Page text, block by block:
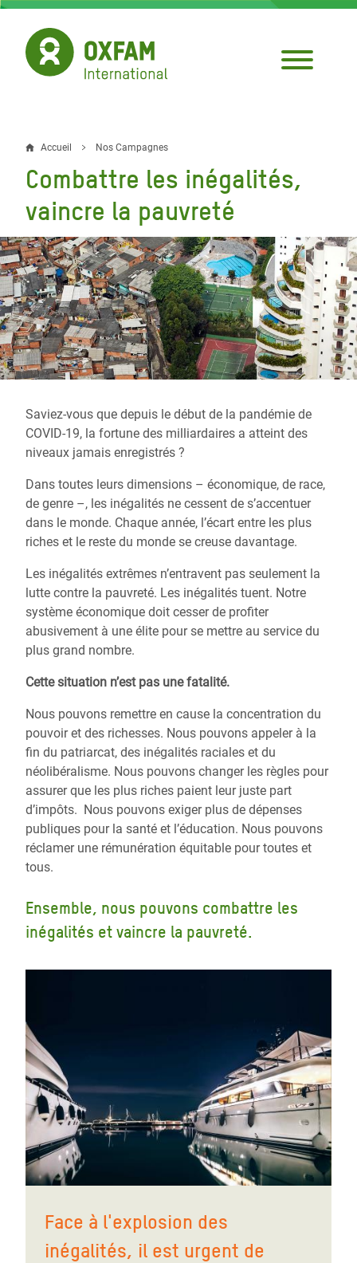
Aller
contenu
principal
Fil
d'Ariane
Accueil Nos Campagnes
Combattre les inégalités,
vaincre la pauvreté
Saviez-vous que depuis le début de la pandémie de
COVID-19, la fortune des milliardaires a atteint des
niveaux jamais enregistrés ?
Dans toutes leurs dimensions – économique, de race,
de genre –, les inégalités ne cessent de s’accentuer
dans le monde. Chaque année, l’écart entre les plus
riches et le reste du monde se creuse davantage.
Les inégalités extrêmes n’entravent pas seulement la
lutte contre la pauvreté. Les inégalités tuent. Notre
système économique doit cesser de profiter
abusivement à une élite pour se mettre au service du
plus grand nombre.
Cette situation n’est pas une fatalité.
Nous pouvons remettre en cause la concentration du
pouvoir et des richesses. Nous pouvons appeler à la
fin du patriarcat, des inégalités raciales et du
néolibéralisme. Nous pouvons changer les règles pour
assurer que les plus riches paient leur juste part
d’impôts. Nous pouvons exiger plus de dépenses
publiques pour la santé et l’éducation. Nous pouvons
réclamer une rémunération équitable pour toutes et
tous.
Ensemble, nous pouvons combattre les
inégalités et vaincre la pauvreté.
Face à l'explosion des
inégalités, il est urgent de